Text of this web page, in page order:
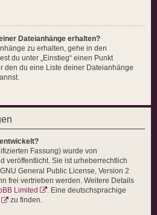
Dateianhänge erhalten?
zu erhalten, gehe in den
du unter „Einstieg“ einen Punkt
den du eine Liste deiner Dateianhänge
Fassung) wurde von
veröffentlicht. Sie ist urheberrechtlich
General Public License, Version 2
frei vertrieben werden. Weitere Details
Limited
. Eine deutschsprachige
zu finden.